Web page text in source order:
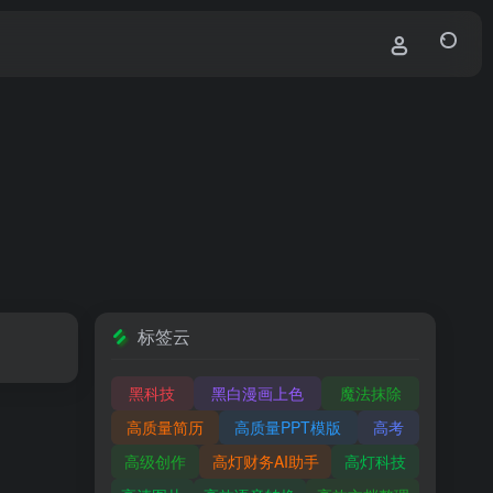
标签云
黑科技 黑白漫画上色
魔法抹除
高质量简历
高质量PPT模版
高考
高级创作
高灯财务AI助手
高灯科技